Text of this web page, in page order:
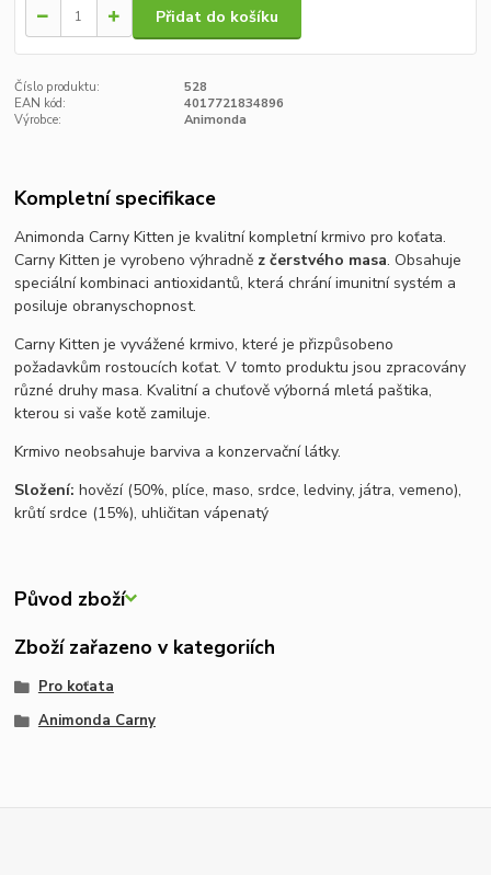
Přidat do košíku
Číslo produktu:
528
EAN kód:
4017721834896
Výrobce:
Animonda
Kompletní specifikace
Animonda Carny Kitten je kvalitní kompletní krmivo pro koťata.
Carny Kitten je vyrobeno výhradně z čerstvého masa. Obsahuje
speciální kombinaci antioxidantů, která chrání imunitní systém a
posiluje obranyschopnost.
Carny Kitten je vyvážené krmivo, které je přizpůsobeno
požadavkům rostoucích koťat. V tomto produktu jsou zpracovány
různé druhy masa. Kvalitní a chuťově výborná mletá paštika,
kterou si vaše kotě zamiluje.
Krmivo neobsahuje barviva a konzervační látky.
Složení:hovězí (50%, plíce, maso, srdce, ledviny, játra, vemeno),
krůtí srdce (15%), uhličitan vápenatý
Původ zboží
Zboží zařazeno v kategoriích
Pro koťata
Animonda Carny